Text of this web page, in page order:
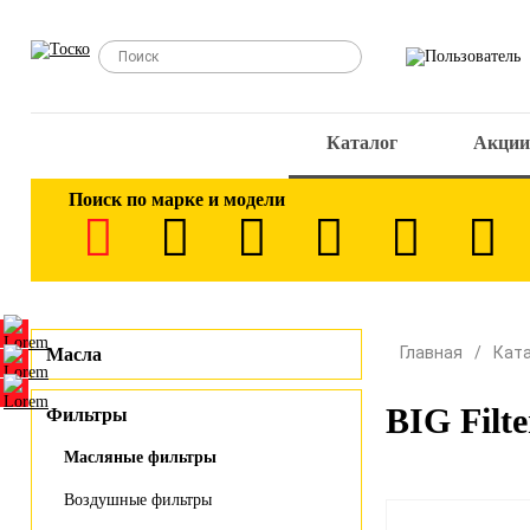
Каталог Акции
Поиск по марке и модели
Масла
Фильтры
Масляные фильтры
Воздушные фильтры
Главная
BIG